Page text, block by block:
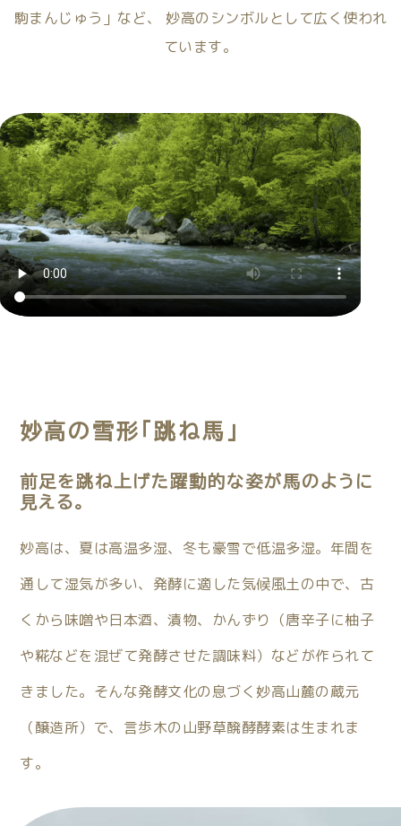
駒まんじゅう」など、 妙高のシンボルとして広く使われ
ています。
妙高の雪形「跳ね馬」
前足を跳ね上げた躍動的な姿が馬のように
見える。
妙高は、夏は高温多湿、冬も豪雪で低温多湿。年間を
通して湿気が多い、発酵に適した気候風土の中で、古
くから味噌や日本酒、漬物、かんずり（唐辛子に柚子
や糀などを混ぜて発酵させた調味料）などが作られて
きました。そんな発酵文化の息づく妙高山麓の蔵元
（醸造所）で、言歩木の山野草醗酵酵素は生まれま
す。